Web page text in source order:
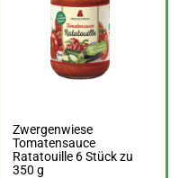
Zwergenwiese
Tomatensauce
Ratatouille 6 Stück zu
350 g